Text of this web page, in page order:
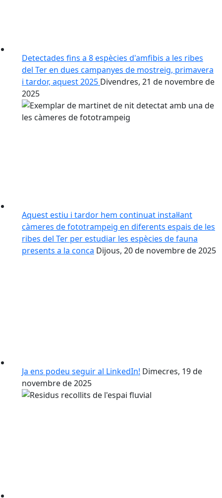
Detectades fins a 8 espècies d'amfibis a les ribes
del Ter en dues campanyes de mostreig, primavera
i tardor, aquest 2025 Divendres, 21 de novembre de
2025
Aquest estiu i tardor hem continuat instal·lant
càmeres de fototrampeig en diferents espais de les
ribes del Ter per estudiar les espècies de fauna
presents a la conca Dijous, 20 de novembre de 2025
Ja ens podeu seguir al LinkedIn! Dimecres, 19 de
novembre de 2025